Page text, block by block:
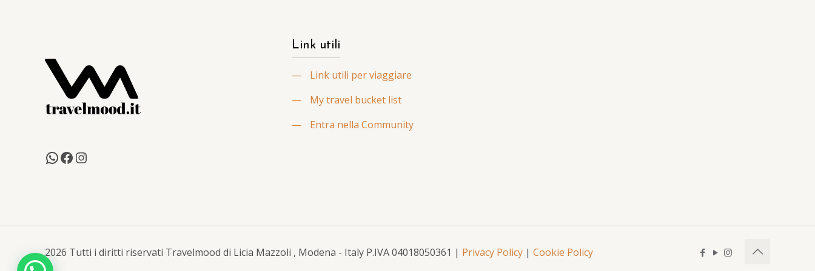
Link utili
—
Link utili per viaggiare
—
My travel bucket list
—
Entra nella Community
2026 Tutti i diritti riservati Travelmood di Licia Mazzoli , Modena - Italy P.IVA 04018050361 | Privacy Policy | Cookie Policy